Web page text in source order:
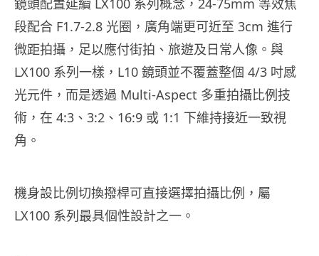
鏡頭配置延續 LX100 系列概念，24-75mm 等效焦
段配合 F1.7-2.8 光圈，廣角端更可近至 3cm 進行
微距拍攝，足以應付街拍、旅遊及日常人像。與
LX100 系列一樣，L10 鏡頭並不覆蓋整個 4/3 吋感
光元件，而是透過 Multi-Aspect 多重拍攝比例技
術，在 4:3、3:2、16:9 或 1:1 下維持接近一致視
角。
機身設比例切換撥桿可直接選擇拍攝比例，屬
LX100 系列最具個性設計之一。